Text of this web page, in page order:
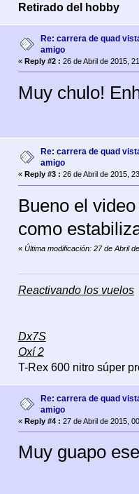
Retirado del hobby
Re: carrera de quad
amigo
« Reply #2 : 26 de Abril de 2015,
Muy chulo!
Re: carrera de quad
amigo
« Reply #3 : 26 de Abril de 2015,
Bueno el
como
« Última modificación: 27 de Abril
Reactivando los vuelos
Dx7S
Oxí 2
T-Rex 600 nitro súper
Re: carrera de quad
amigo
« Reply #4 : 27 de Abril de 2015,
Muy guapo